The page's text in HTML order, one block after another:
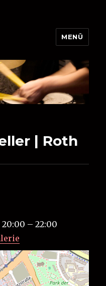
MENÜ
| Roth
20:00 –22:00